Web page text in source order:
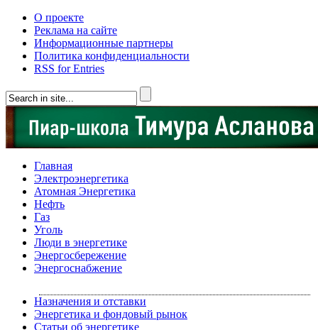
О проекте
Реклама на сайте
Информационные партнеры
Политика конфиденциальности
RSS for Entries
Главная
Электроэнергетика
Атомная Энергетика
Нефть
Газ
Уголь
Люди в энергетике
Энергосбережение
Энергоснабжение
Назначения и отставки
Энергетика и фондовый рынок
Статьи об энергетике